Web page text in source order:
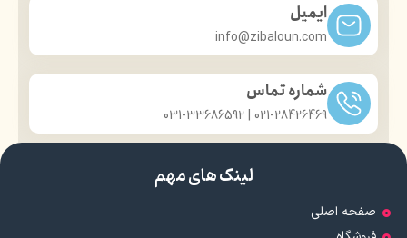
ایمیل
info@zibaloun.com
شماره تماس
021-28426469 | 031-33686592
لینک های مهم
صفحه اصلی